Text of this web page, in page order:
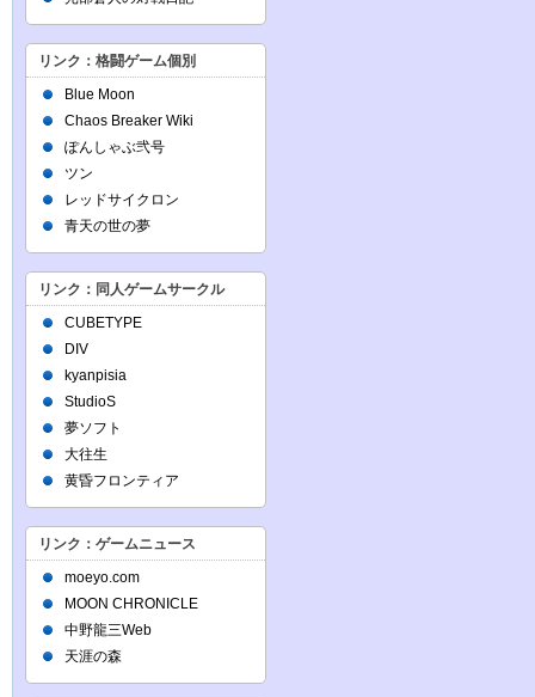
リンク：格闘ゲーム個別
Blue Moon
Chaos Breaker Wiki
ぽんしゃぶ弐号
ツン
レッドサイクロン
青天の世の夢
リンク：同人ゲームサークル
CUBETYPE
DIV
kyanpisia
StudioS
夢ソフト
大往生
黄昏フロンティア
リンク：ゲームニュース
moeyo.com
MOON CHRONICLE
中野龍三Web
天涯の森